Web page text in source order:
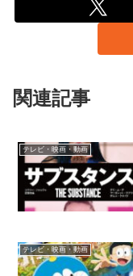
関連記事
テレビ・映画・動画
テレビ・映画・動画